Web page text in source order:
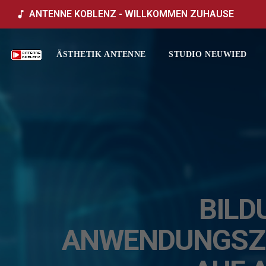
music_note ANTENNE KOBLENZ - WILLKOMMEN ZUHAUSE
ÄSTHETIK ANTENNE STUDIO NEUWIED